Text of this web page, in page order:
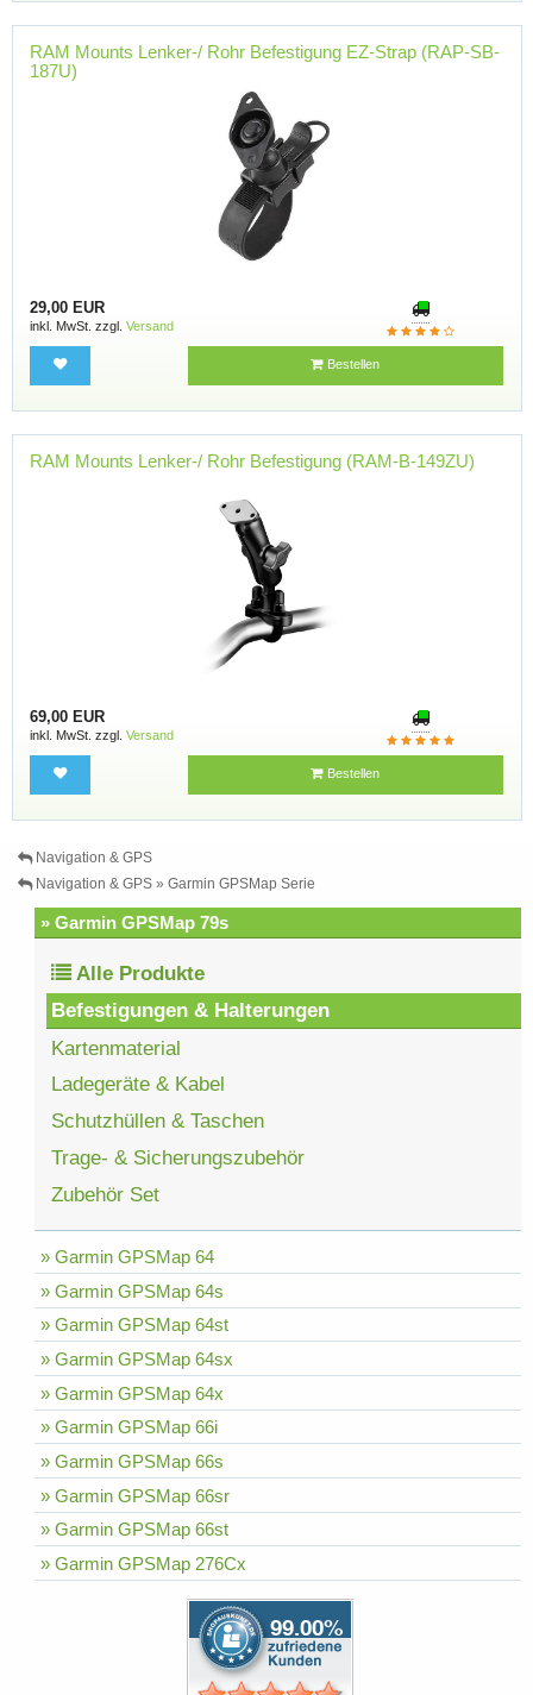
RAM Mounts Lenker-/ Rohr Befestigung EZ-Strap (RAP-SB-
187U)
29,00 EUR
inkl. MwSt. zzgl. Versand
Bestellen
RAM Mounts Lenker-/ Rohr Befestigung (RAM-B-149ZU)
69,00 EUR
inkl. MwSt. zzgl. Versand
Bestellen
Navigation & GPS
Navigation & GPS » Garmin GPSMap Serie
» Garmin GPSMap 79s
Alle Produkte
Befestigungen & Halterungen
Kartenmaterial
Ladegeräte & Kabel
Schutzhüllen & Taschen
Trage- & Sicherungszubehör
Zubehör Set
» Garmin GPSMap 64
» Garmin GPSMap 64s
» Garmin GPSMap 64st
» Garmin GPSMap 64sx
» Garmin GPSMap 64x
» Garmin GPSMap 66i
» Garmin GPSMap 66s
» Garmin GPSMap 66sr
» Garmin GPSMap 66st
» Garmin GPSMap 276Cx